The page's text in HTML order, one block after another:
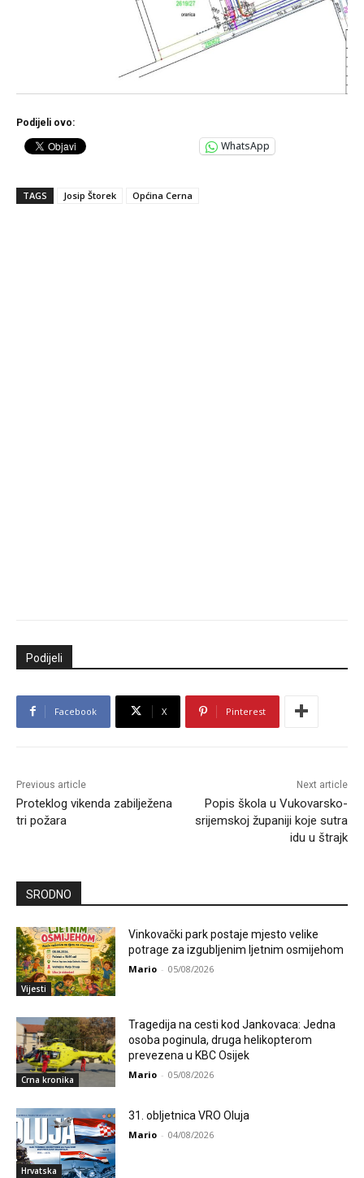
Podijeli ovo:
WhatsApp
TAGS Josip Štorek Općina Cerna
Podijeli
Facebook X Pinterest
Previous article
Proteklog vikenda zabilježena
tri požara
Next article
Popis škola u Vukovarsko-
srijemskoj županiji koje sutra
idu u štrajk
SRODNO
Vijesti
Vinkovački park postaje mjesto velike
potrage za izgubljenim ljetnim osmijehom
Mario - 05/08/2026
Crna kronika
Tragedija na cesti kod Jankovaca: Jedna
osoba poginula, druga helikopterom
prevezena u KBC Osijek
Mario - 05/08/2026
Hrvatska
31. obljetnica VRO Oluja
Mario - 04/08/2026